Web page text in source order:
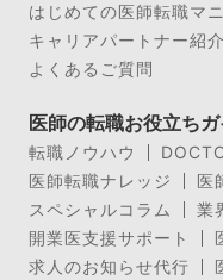
はじめての医師転職マ
キャリアパートナー紹介
よくあるご質問
医師の転職お役立ち
転職ノウハウ
医師転職ナレッジ
医
スペシャルコラム
業
開業医支援サポート
求人のお知らせ代行